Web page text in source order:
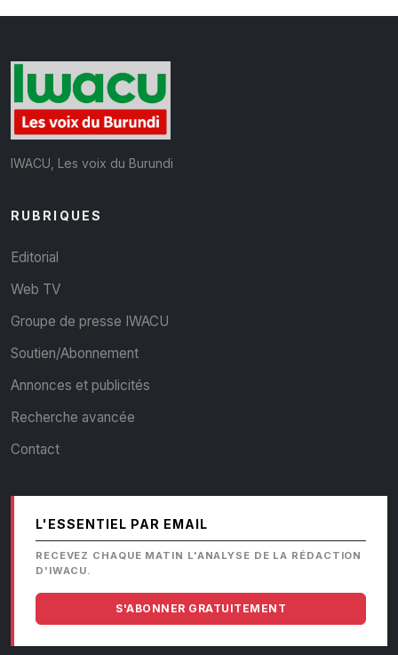
IWACU, Les voix du Burundi
RUBRIQUES
Editorial
Web TV
Groupe de presse IWACU
Soutien/Abonnement
Annonces et publicités
Recherche avancée
Contact
L'ESSENTIEL PAR EMAIL
RECEVEZ CHAQUE MATIN L'ANALYSE DE LA RÉDACTION
D'IWACU.
S'ABONNER GRATUITEMENT